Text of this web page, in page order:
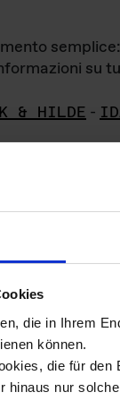
die in Ihrem
können.
die für
hinaus nur
su
& HILDE -
materiale